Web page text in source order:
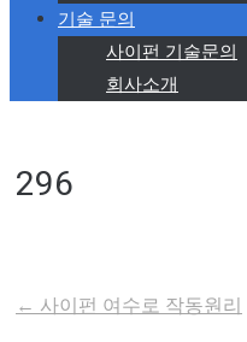
기술 문의
사이펀 기술문의
회사소개
296
← 사이펀 여수로 작동원리